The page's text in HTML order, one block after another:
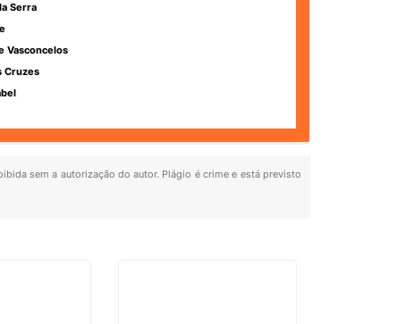
Serra
Vasconcelos
Cruzes
sem a autorização do autor. Plágio é crime e está previsto